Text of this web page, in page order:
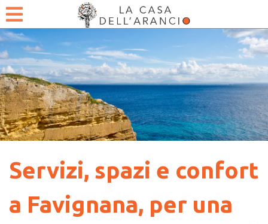
TARIFFE COMPETITIVE E SERVIZI
Servizi, spazi e confort
a Favignana, per una